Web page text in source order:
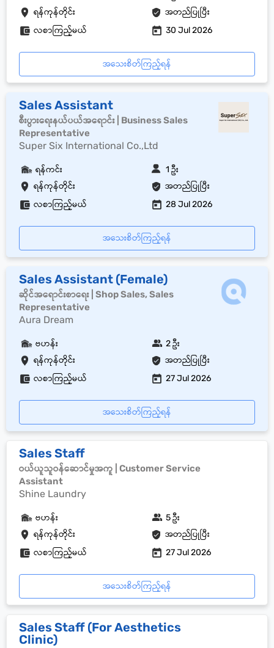
ရန်ကုန်တိုင်း အတည်ပြုပြီး
လစာကြည့်မယ် 30 Jul 2026
အသေးစိတ်ကြည့်ရန်
Sales Assistant
စီးပွားရေးနယ်ပယ်အရောင်း | Business Sales
Representative
Super Six International Co.,Ltd
ရန်ကုန်တိုင်း အတည်ပြုပြီး
ရန်ကင်း 1 ဦး
လစာကြည့်မယ် 28 Jul 2026
အသေးစိတ်ကြည့်ရန်
Sales Assistant (Female)
ဆိုင်အရောင်းစာရေး | Shop Sales, Sales
Representative
Aura Dream
ရန်ကုန်တိုင်း အတည်ပြုပြီး
ဗဟန်း 2 ဦး
လစာကြည့်မယ် 27 Jul 2026
အသေးစိတ်ကြည့်ရန်
Sales Staff
ဝယ်ယူသူဝန်ဆောင်မှုအကူ | Customer Service
Assistant
Shine Laundry
ရန်ကုန်တိုင်း အတည်ပြုပြီး
ဗဟန်း 5 ဦး
လစာကြည့်မယ် 27 Jul 2026
အသေးစိတ်ကြည့်ရန်
Sales Staff (For Aesthetics
Clinic)